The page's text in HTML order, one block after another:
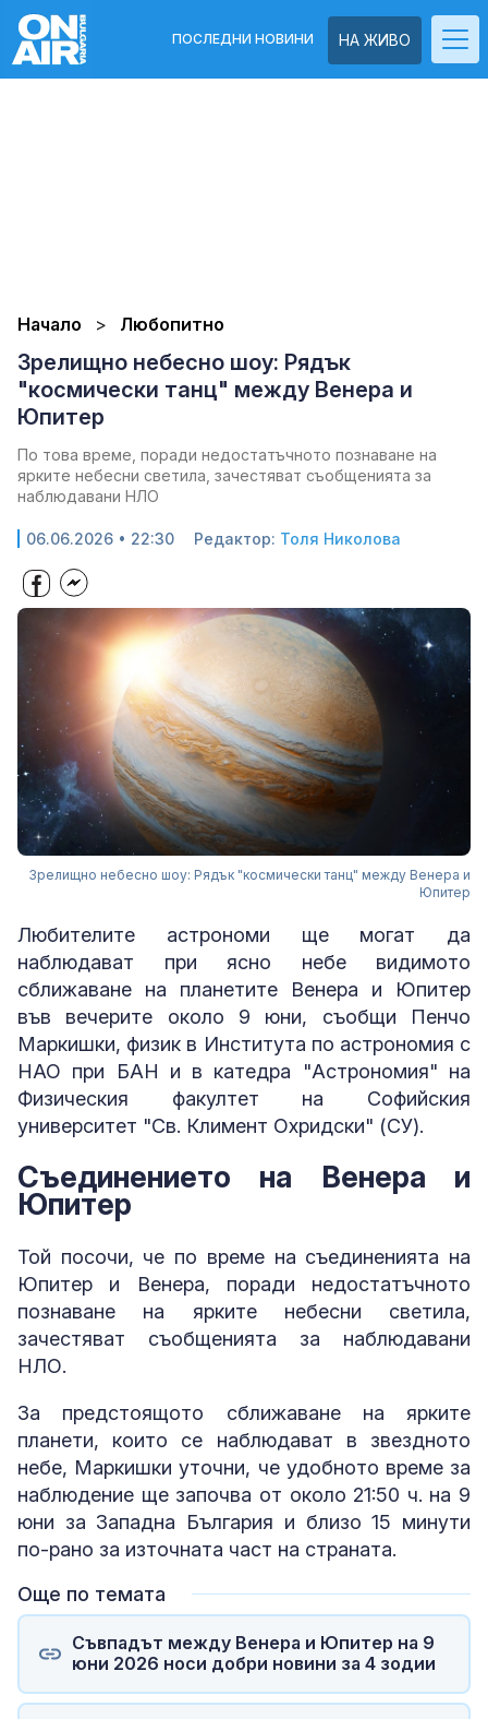
НА ЖИВО
ПОСЛЕДНИ НОВИНИ
Начало Любопитно
Зрелищно небесно шоу: Рядък
"космически танц" между Венера и
Юпитер
По това време, поради недостатъчното познаване на
ярките небесни светила, зачестяват съобщенията за
наблюдавани НЛО
06.06.2026 • 22:30 Редактор: Толя Николова
Зрелищно небесно шоу: Рядък "космически танц" между Венера и
Юпитер
Любителите астрономи ще могат да
наблюдават при ясно небе видимото
сближаване на планетите Венера и Юпитер
във вечерите около 9 юни, съобщи Пенчо
Маркишки, физик в Института по астрономия с
НАО при БАН и в катедра "Астрономия" на
Физическия факултет на Софийския
университет "Св. Климент Охридски" (СУ).
Съединението на Венера и
Юпитер
Той посочи, че по време на съединенията на
Юпитер и Венера, поради недостатъчното
познаване на ярките небесни светила,
зачестяват съобщенията за наблюдавани
НЛО.
За предстоящото сближаване на ярките
планети, които се наблюдават в звездното
небе, Маркишки уточни, че удобното време за
наблюдение ще започва от около 21:50 ч. на 9
юни за Западна България и близо 15 минути
по-рано за източната част на страната.
Още по темата
Съвпадът между Венера и Юпитер на 9
юни 2026 носи добри новини за 4 зодии